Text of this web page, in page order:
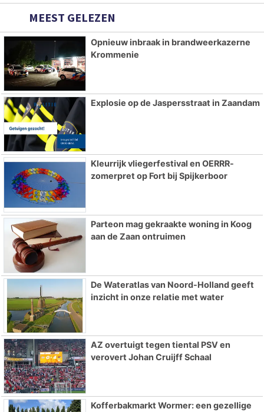
MEEST GELEZEN
Opnieuw inbraak in brandweerkazerne
Krommenie
Explosie op de Jaspersstraat in Zaandam
Kleurrijk vliegerfestival en OERRR-
zomerpret op Fort bij Spijkerboor
Parteon mag gekraakte woning in Koog
aan de Zaan ontruimen
De Wateratlas van Noord-Holland geeft
inzicht in onze relatie met water
AZ overtuigt tegen tiental PSV en
verovert Johan Cruijff Schaal
Kofferbakmarkt Wormer: een gezellige